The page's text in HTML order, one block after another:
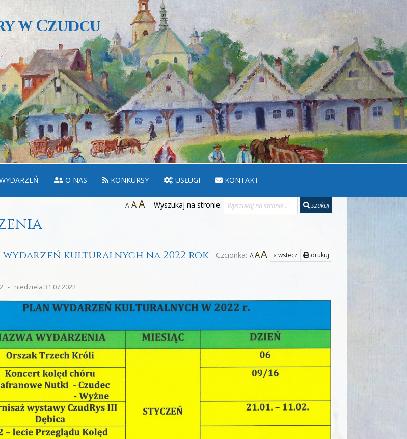
w Czudcu
O NAS KONKURSY USŁUGI KONTAKT
A AA Wyszukaj na stronie: szukaj
Czcionka: AAA « wstecz drukuj
wydarzeń kulturalnych na 2022 rok
- niedziela 31.07.2022